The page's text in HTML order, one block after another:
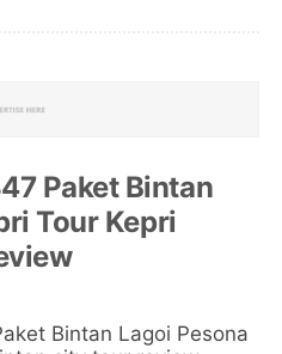
Paket Bintan
Tour Kepri